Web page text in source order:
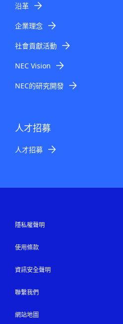
沿革
企業理念
社會貢獻活動
NEC Vision
NEC的研究開發
人才招募
人才招募
隱私權聲明
使用條款
資訊安全聲明
聯繫我們
網站地圖